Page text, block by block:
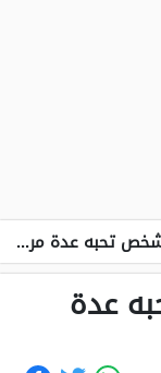
تحبه عدة مرات
عدة